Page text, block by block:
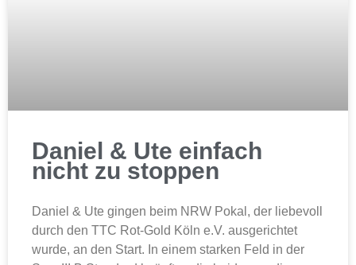
Daniel & Ute einfach
nicht zu stoppen
Daniel & Ute gingen beim NRW Pokal, der liebevoll
durch den TTC Rot-Gold Köln e.V. ausgerichtet
wurde, an den Start. In einem starken Feld in der